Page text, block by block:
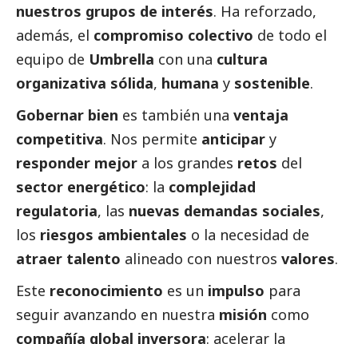
nuestros grupos de interés. Ha reforzado,
además, el compromiso colectivo de todo el
equipo de Umbrella con una cultura
organizativa sólida, humana y sostenible.
Gobernar bien es también una ventaja
competitiva. Nos permite anticipar y
responder mejor a los grandes retos del
sector energético: la complejidad
regulatoria, las nuevas demandas sociales,
los riesgos ambientales o la necesidad de
atraer talento alineado con nuestros valores.
Este reconocimiento es un impulso para
seguir avanzando en nuestra misión como
compañía global inversora: acelerar la